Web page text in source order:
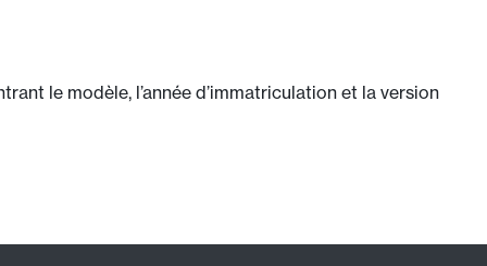
le modèle, l’année d’immatriculation et la version